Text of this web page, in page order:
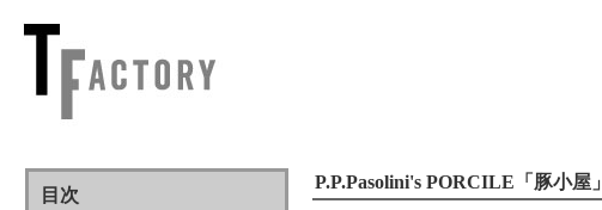
P.P.Pasolini's PORCILE「豚小屋」
目次